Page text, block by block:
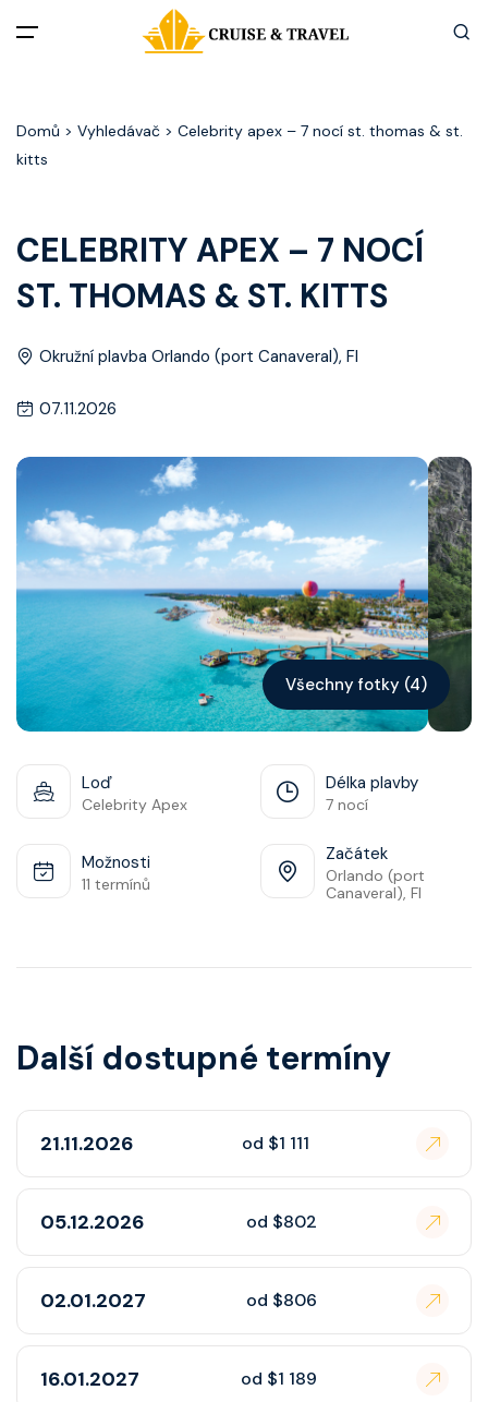
Akční nabídky
Zážitky z plaveb
Kontakt
Vyhledat plavbu
Domů > Vyhledávač > Celebrity apex – 7 nocí st. thomas & st.
kitts
CELEBRITY APEX – 7 NOCÍ
ST. THOMAS & ST. KITTS
Okružní plavba Orlando (port Canaveral), Fl
07.11.2026
Všechny fotky (4)
Loď
Celebrity Apex
Délka plavby
7 nocí
Možnosti
11 termínů
Začátek
Orlando (port
Canaveral), Fl
Další dostupné termíny
21.11.2026 od $1 111
05.12.2026 od $802
02.01.2027 od $806
16.01.2027 od $1 189